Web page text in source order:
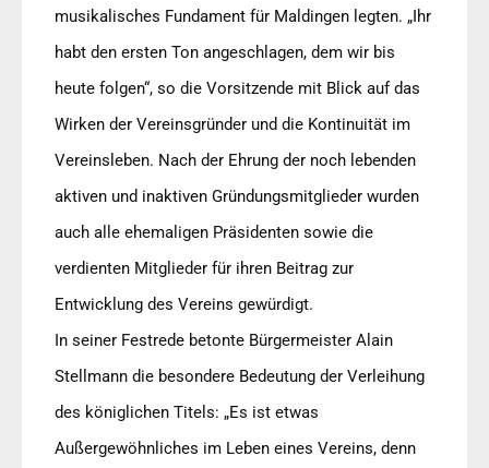
musikalisches Fundament für Maldingen legten. „Ihr
habt den ersten Ton angeschlagen, dem wir bis
heute folgen“, so die Vorsitzende mit Blick auf das
Wirken der Vereinsgründer und die Kontinuität im
Vereinsleben. Nach der Ehrung der noch lebenden
aktiven und inaktiven Gründungsmitglieder wurden
auch alle ehemaligen Präsidenten sowie die
verdienten Mitglieder für ihren Beitrag zur
Entwicklung des Vereins gewürdigt.
In seiner Festrede betonte Bürgermeister Alain
Stellmann die besondere Bedeutung der Verleihung
des königlichen Titels: „Es ist etwas
Außergewöhnliches im Leben eines Vereins, denn